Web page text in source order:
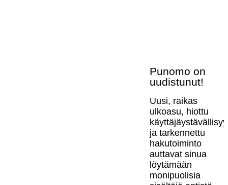
Punomo on
uudistunut!
Uusi, raikas
ulkoasu, hiottu
ja tarkennettu
hakutoiminto
auttavat sinua
löytämään
monipuolisia